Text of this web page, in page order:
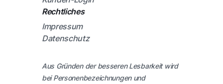
Rechtliches
Impressum
Datenschutz
Aus Gründen der besseren Lesbarkeit wird
bei Personenbezeichnungen und